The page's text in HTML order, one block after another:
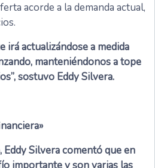
acorde a la demanda actual,
irá actualizándose a medida
manteniéndonos a tope
sostuvo Eddy Silvera.
Silvera comentó que en
importante y son varias las